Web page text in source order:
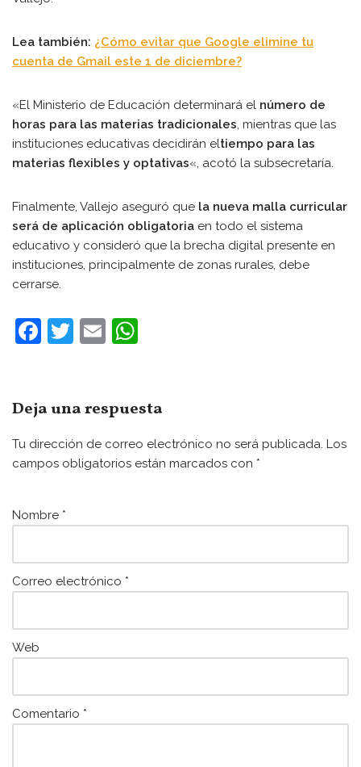
Lea también: ¿Cómo evitar que Google elimine tu
cuenta de Gmail este 1 de diciembre?
«El Ministerio de Educación determinará el número de
horas para las materias tradicionales, mientras que las
instituciones educativas decidirán eltiempo para las
materias flexibles y optativas«, acotó la subsecretaría.
Finalmente, Vallejo aseguró que la nueva malla curricular
será de aplicación obligatoria en todo el sistema
educativo y consideró que la brecha digital presente en
instituciones, principalmente de zonas rurales, debe
cerrarse.
F
e
b
o
k
T
er
E
l
s
A
p
Deja una respuesta
Tu dirección de correo electrónico no será publicada. Los
campos obligatorios están marcados con *
Nombre *
Correo electrónico *
Web
Comentario *